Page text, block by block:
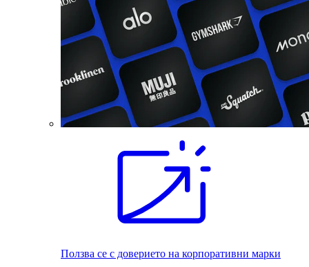
Ползва се с доверието на корпоративни марки